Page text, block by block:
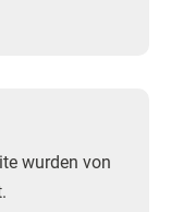
wurden von